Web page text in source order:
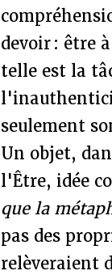
devoir : être
telle est la
seulement
Un objet,
l'Être, idée
que la
pas des
relèveraient